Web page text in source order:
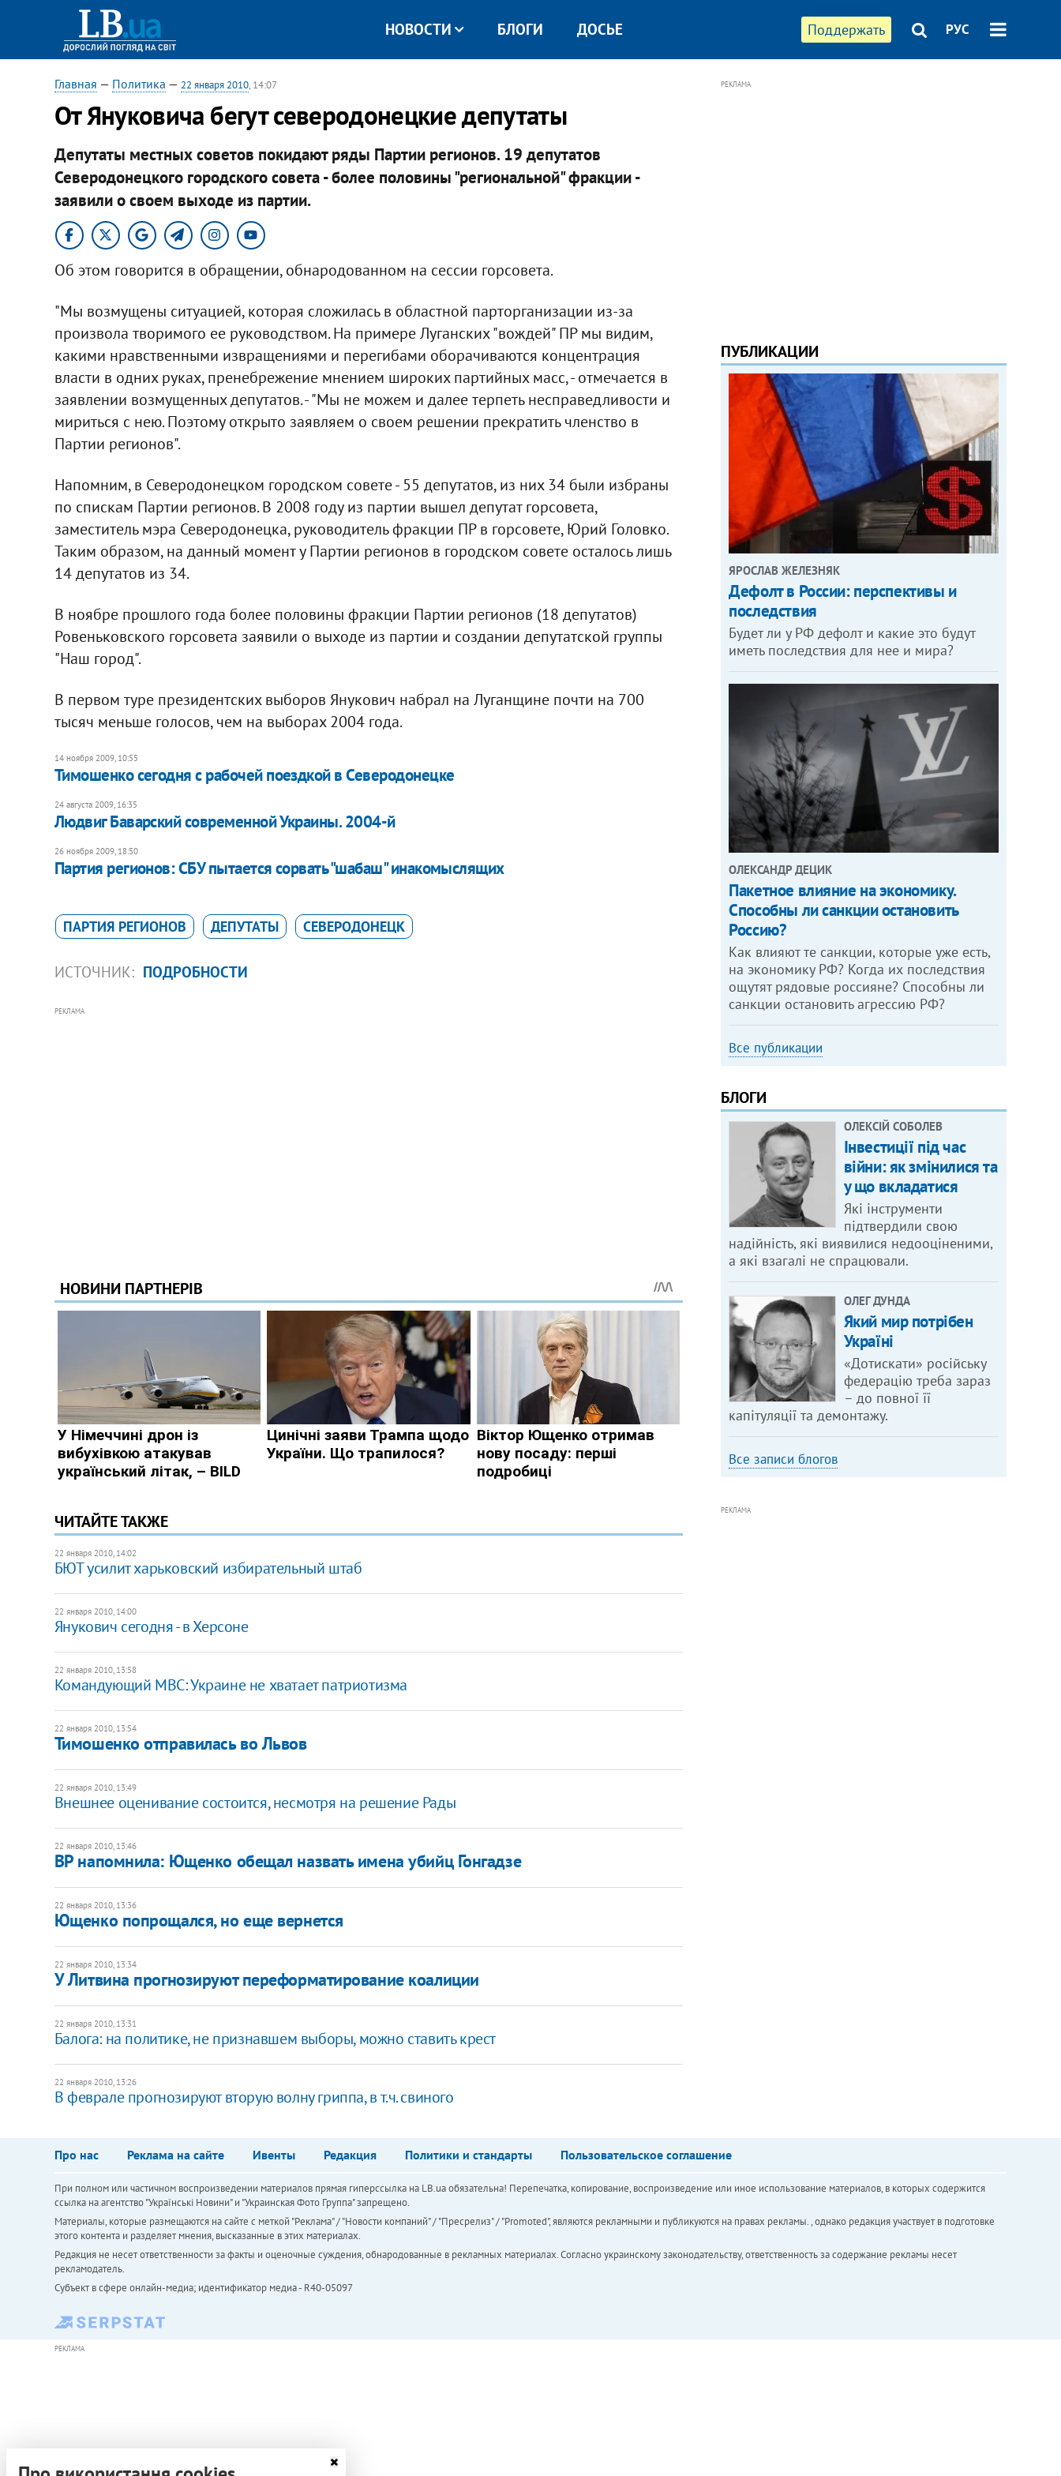
Поддержать РУС
НОВОСТИ БЛОГИ ДОСЬЕ
Главная — Политика — 22 января 2010, 14:07
От Януковича бегут северодонецкие депутаты
Депутаты местных советов покидают ряды Партии регионов. 19 депутатов
Северодонецкого городского совета - более половины "региональной" фракции -
заявили о своем выходе из партии.
Об этом говорится в обращении, обнародованном на сессии горсовета.
"Мы возмущены ситуацией, которая сложилась в областной парторганизации из-за
произвола творимого ее руководством. На примере Луганских "вождей" ПР мы видим,
какими нравственными извращениями и перегибами оборачиваются концентрация
власти в одних руках, пренебрежение мнением широких партийных масс, - отмечается в
заявлении возмущенных депутатов. - "Мы не можем и далее терпеть несправедливости и
мириться с нею. Поэтому открыто заявляем о своем решении прекратить членство в
Партии регионов".
Напомним, в Северодонецком городском совете - 55 депутатов, из них 34 были избраны
по спискам Партии регионов. В 2008 году из партии вышел депутат горсовета,
заместитель мэра Северодонецка, руководитель фракции ПР в горсовете, Юрий Головко.
Таким образом, на данный момент у Партии регионов в городском совете осталось лишь
14 депутатов из 34.
В ноябре прошлого года более половины фракции Партии регионов (18 депутатов)
Ровеньковского горсовета заявили о выходе из партии и создании депутатской группы
"Наш город".
В первом туре президентских выборов Янукович набрал на Луганщине почти на 700
тысяч меньше голосов, чем на выборах 2004 года.
14 ноября 2009, 10:55
Тимошенко сегодня с рабочей поездкой в Северодонецке
24 августа 2009, 16:35
Людвиг Баварский современной Украины. 2004-й
26 ноября 2009, 18:50
Партия регионов: СБУ пытается сорвать "шабаш" инакомыслящих
ПАРТИЯ РЕГИОНОВ ДЕПУТАТЫ СЕВЕРОДОНЕЦК
ИСТОЧНИК: ПОДРОБНОСТИ
РЕКЛАМА
ЧИТАЙТЕ ТАКЖЕ
22 января 2010, 14:02
БЮТ усилит харьковский избирательный штаб
22 января 2010, 14:00
Янукович сегодня - в Херсоне
22 января 2010, 13:58
Командующий МВС: Украине не хватает патриотизма
22 января 2010, 13:54
Тимошенко отправилась во Львов
22 января 2010, 13:49
Внешнее оценивание состоится, несмотря на решение Рады
22 января 2010, 13:46
ВР напомнила: Ющенко обещал назвать имена убийц Гонгадзе
22 января 2010, 13:36
Ющенко попрощался, но еще вернется
22 января 2010, 13:34
У Литвина прогнозируют переформатирование коалиции
22 января 2010, 13:31
Балога: на политике, не признавшем выборы, можно ставить крест
22 января 2010, 13:26
В феврале прогнозируют вторую волну гриппа, в т.ч. свиного
РЕКЛАМА
ПУБЛИКАЦИИ
ЯРОСЛАВ ЖЕЛЕЗНЯК
Дефолт в России: перспективы и
последствия
Будет ли у РФ дефолт и какие это будут
иметь последствия для нее и мира?
ОЛЕКСАНДР ДЕЦИК
Пакетное влияние на экономику.
Способны ли санкции остановить
Россию?
Как влияют те санкции, которые уже есть,
на экономику РФ? Когда их последствия
ощутят рядовые россияне? Способны ли
санкции остановить агрессию РФ?
Все публикации
БЛОГИ
ОЛЕКСІЙ СОБОЛЕВ
Інвестиції під час
війни: як змінилися та
у що вкладатися
Які інструменти
підтвердили свою
надійність, які виявилися недооціненими,
а які взагалі не спрацювали.
ОЛЕГ ДУНДА
Який мир потрібен
Україні
«Дотискати» російську
федерацію треба зараз
– до повної її
капітуляції та демонтажу.
Все записи блогов
РЕКЛАМА
Про нас Реклама на сайте Ивенты Редакция Политики и стандарты Пользовательское соглашение
При полном или частичном воспроизведении материалов прямая гиперссылка на LB.ua обязательна! Перепечатка, копирование, воспроизведение или иное использование материалов, в которых содержится
ссылка на агентство "Українськi Новини" и "Украинская Фото Группа" запрещено.
Материалы, которые размещаются на сайте с меткой "Реклама" / "Новости компаний" / "Пресрелиз" / "Promoted", являются рекламными и публикуются на правах рекламы. , однако редакция участвует в подготовке
этого контента и разделяет мнения, высказанные в этих материалах.
Редакция не несет ответственности за факты и оценочные суждения, обнародованные в рекламных материалах. Согласно украинскому законодательству, ответственность за содержание рекламы несет
рекламодатель.
Субъект в сфере онлайн-медиа; идентификатор медиа - R40-05097
РЕКЛАМА